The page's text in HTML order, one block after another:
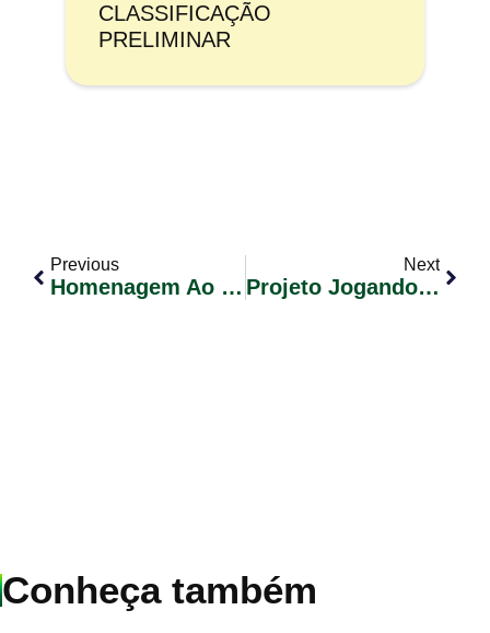
CLASSIFICAÇÃO
PRELIMINAR
Previous
Homenagem Ao Dia Dos Pais Na EMEI Isdra Abraham Isdra
Next
Projeto Jogando Contra A Fome
Conheça também